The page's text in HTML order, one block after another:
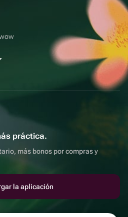
práctica.
más bonos por compras y
la aplicación